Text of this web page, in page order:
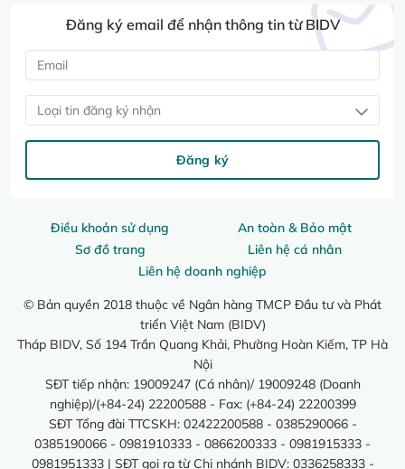
Điều khoản sử dụng
An toàn & Bảo mật
Sơ đồ trang
Liên hệ cá nhân
Liên hệ doanh nghiệp
© Bản quyền 2018 thuộc về Ngân hàng TMCP Đầu tư và Phát
triển Việt Nam (BIDV)
Tháp BIDV, Số 194 Trần Quang Khải, Phường Hoàn Kiếm, TP Hà
Nội
SĐT tiếp nhận: 19009247 (Cá nhân)/ 19009248 (Doanh
nghiệp)/(+84-24) 22200588 - Fax: (+84-24) 22200399
SĐT Tổng đài TTCSKH: 02422200588 - 0385290066 -
0385190066 - 0981910333 - 0866200333 - 0981915333 -
0981951333 | SĐT gọi ra từ Chi nhánh BIDV: 0336258333 -
Đăng ký email để nhận thông tin từ BIDV
Loại tin đăng ký nhận
Đăng ký